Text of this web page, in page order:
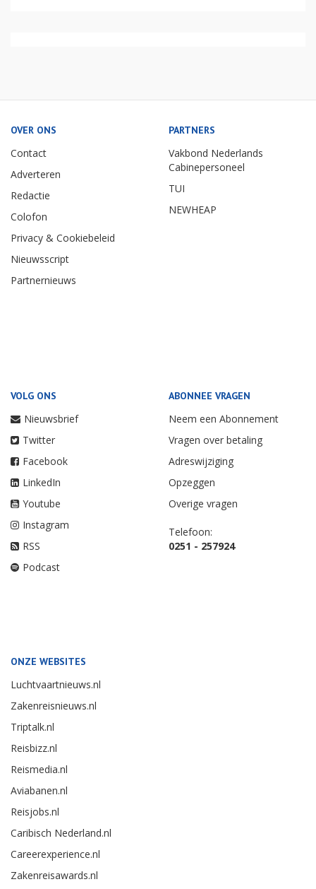
OVER ONS
Contact
Adverteren
Redactie
Colofon
Privacy & Cookiebeleid
Nieuwsscript
Partnernieuws
PARTNERS
Vakbond Nederlands
Cabinepersoneel
TUI
NEWHEAP
VOLG ONS
Nieuwsbrief
Twitter
Facebook
LinkedIn
Youtube
Instagram
RSS
Podcast
ABONNEE VRAGEN
Neem een Abonnement
Vragen over betaling
Adreswijziging
Opzeggen
Overige vragen
Telefoon:
0251 - 257924
ONZE WEBSITES
Luchtvaartnieuws.nl
Zakenreisnieuws.nl
Triptalk.nl
Reisbizz.nl
Reismedia.nl
Aviabanen.nl
Reisjobs.nl
Caribisch Nederland.nl
Careerexperience.nl
Zakenreisawards.nl